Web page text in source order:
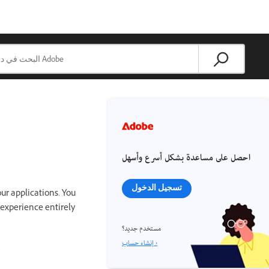
applications. You
entirely
احصل على مساعدة بشكل أسرع وأسهل
تسجيل الدخول
مستخدم جديد؟
إنشاء حساب ›